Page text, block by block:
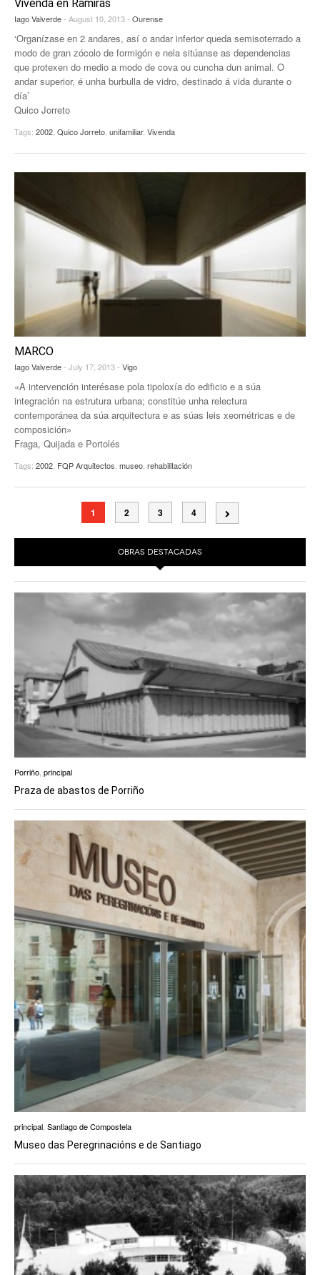
Vivenda en Ramirás
Iago Valverde- August 10, 2013 - Ourense
‘Organízase en 2 andares, así o andar inferior queda semisoterrado a
modo de gran zócolo de formigón e nela sitúanse as dependencias
que protexen do medio a modo de cova ou cuncha dun animal. O
andar superior, é unha burbulla de vidro, destinado á vida durante o
día’
Quico Jorreto
Tags: 2002 Quico Jorreto unifamiliar, Vivenda
MARCO
Iago Valverde- July 17, 2013 - Vigo
«A intervención interésase pola tipoloxía do edificio e a súa
integración na estrutura urbana; constitúe unha relectura
contemporánea da súa arquitectura e as súas leis xeométricas e de
composición»
Fraga, Quijada e Portolés
Tags: 2002, FQP Arquitectos, museo, rehabilitación
1 2 3 4
OBRAS DESTACADAS
Porriño principal
Praza de abastos de Porriño
principal Santiago de Compostela
Museo das Peregrinacións e de Santiago